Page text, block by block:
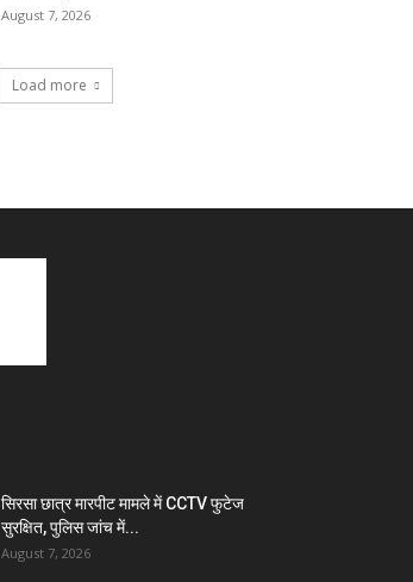
August 7, 2026
Load more
सिरसा छात्र मारपीट मामले में CCTV फुटेज
सुरक्षित, पुलिस जांच में...
August 7, 2026